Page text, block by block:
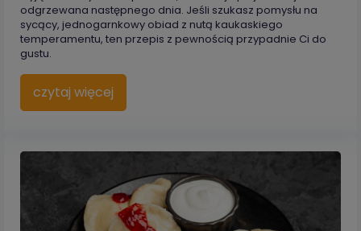
odgrzewana następnego dnia. Jeśli szukasz pomysłu na
sycący, jednogarnkowy obiad z nutą kaukaskiego
temperamentu, ten przepis z pewnością przypadnie Ci do
gustu.
czytaj więcej